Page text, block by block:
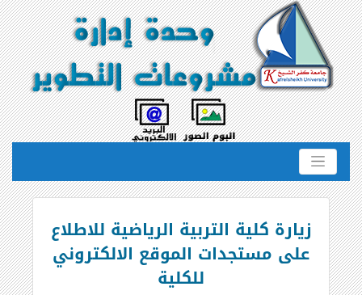
زيارة كلية التربية الرياضية للاطلاع
على مستجدات الموقع الالكتروني
للكلية